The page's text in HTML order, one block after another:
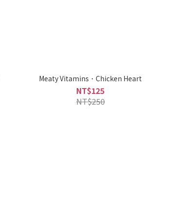
Meaty Vitamins．Chicken Heart
NT$125
NT$250